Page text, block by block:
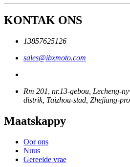
KONTAK ONS
13857625126
sales@ibxmoto.com
Rm 201, nr.13-gebou, Lecheng-
distrik, Taizhou-stad, Zhejiang-
Maatskappy
Oor ons
Nuus
Gereelde vrae